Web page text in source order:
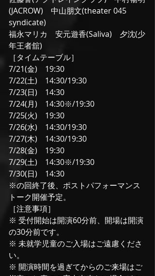
(JACROW)　中山朋文(theater 045
syndicate)
福永マリカ　安元遊香(Saliva)　夕沈(少
年王者舘)
［タイムテーブル］
7/21(金)　19:30
7/22(土)　14:30/19:30
7/23(日)　14:30
7/24(月)　14:30※/19:30
7/25(火)　19:30
7/26(水)　14:30/19:30
7/27(木)　14:30/19:30
7/28(金)　19:30
7/29(土)　14:30※/19:30
7/30(日)　14:30
※の回終了後、ポストパフォーマンス
トーク開催予定。
［注意事項］
※ 受付開始は開演60分前、開場は開演
の30分前です。
※ 未就学児童のご入場はご遠慮くださ
い。
※ 開演時間を過ぎてからのご来場はご